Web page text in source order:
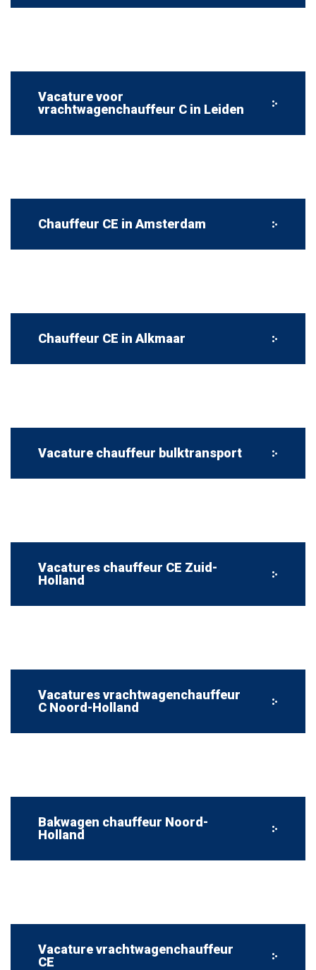
Vacature voor
vrachtwagenchauffeur C in Leiden
Chauffeur CE in Amsterdam
Chauffeur CE in Alkmaar
Vacature chauffeur bulktransport
Vacatures chauffeur CE Zuid-
Holland
Vacatures vrachtwagenchauffeur
C Noord-Holland
Bakwagen chauffeur Noord-
Holland
Vacature vrachtwagenchauffeur
CE